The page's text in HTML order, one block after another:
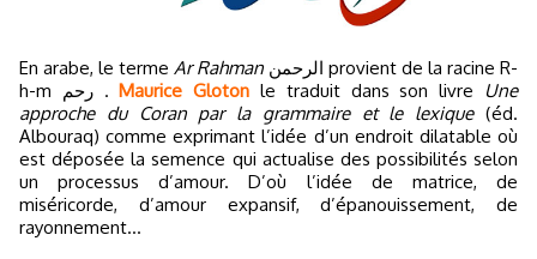
En arabe, le terme Ar Rahman
h-m رحم .Maurice Glotonle traduit dans son livre
Une
approche du Coran par la grammaire et le lexique(éd.
Albouraq) comme exprimant l’idée d’un endroit dilatable où
est déposée la semence qui actualise des possibilités selon
un processus d’amour. D’où l’idée de matrice, de
miséricorde, d’amour expansif, d’épanouissement, de
rayonnement…